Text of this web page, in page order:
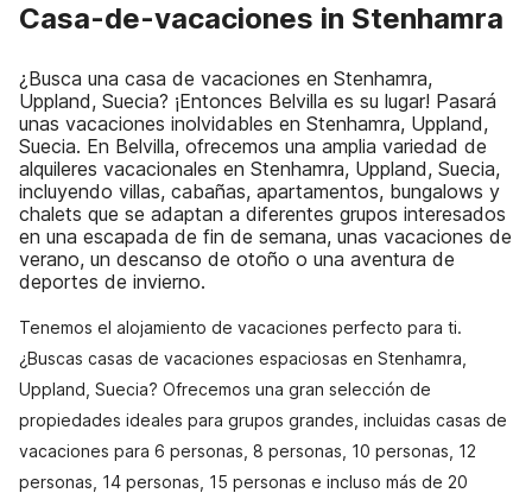
Casa-de-vacaciones in Stenhamra
¿Busca una casa de vacaciones en Stenhamra,
Uppland, Suecia? ¡Entonces Belvilla es su lugar! Pasará
unas vacaciones inolvidables en Stenhamra, Uppland,
Suecia. En Belvilla, ofrecemos una amplia variedad de
alquileres vacacionales en Stenhamra, Uppland, Suecia,
incluyendo villas, cabañas, apartamentos, bungalows y
chalets que se adaptan a diferentes grupos interesados
en una escapada de fin de semana, unas vacaciones de
verano, un descanso de otoño o una aventura de
deportes de invierno.
Tenemos el alojamiento de vacaciones perfecto para ti.
¿Buscas casas de vacaciones espaciosas en Stenhamra,
Uppland, Suecia? Ofrecemos una gran selección de
propiedades ideales para grupos grandes, incluidas casas de
vacaciones para 6 personas, 8 personas, 10 personas, 12
personas, 14 personas, 15 personas e incluso más de 20